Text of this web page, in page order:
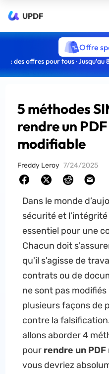
UPDF
Offre
: des offres pour tous · Jusqu’au
5 méthodes
rendre un
modifiable
Freddy Leroy 7/24/2025
Dans le monde
sécurité et
essentiel pour une
Chacun doit
qu'il s'agisse de
contrats ou de
ne sont pas
plusieurs façons de
contre la
allons aborder 4
pour rendre un
vous devriez